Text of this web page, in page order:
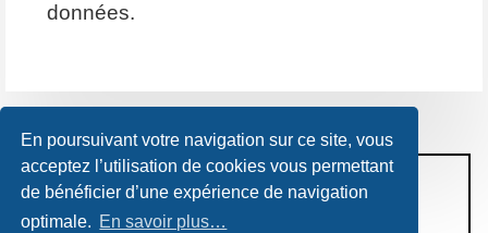
En poursuivant votre navigation sur ce site, vous
acceptez l’utilisation de cookies vous permettant
de bénéficier d’une expérience de navigation
optimale. En savoir plus…
données.
CONDITIONS D’UTILISATION
POLITIQUE DE VIE PRIVÉE